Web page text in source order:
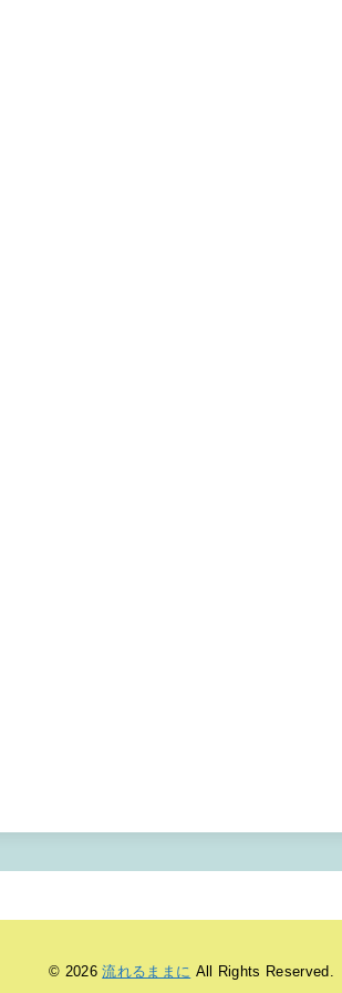
© 2026流れるままに All Rights Reserved.